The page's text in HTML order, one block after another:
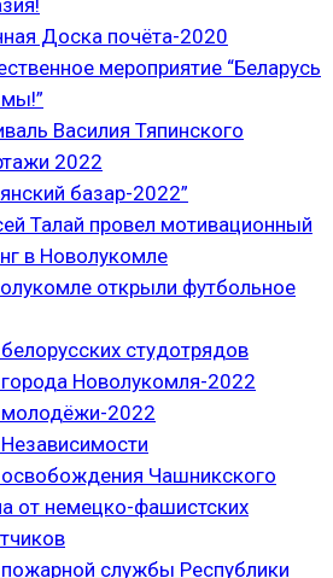
Доска почёта-2020
мероприятие “Беларусь
Василия Тяпинского
2022
базар-2022”
Талай провел мотивационный
в Новолукомле
открыли футбольное
студотрядов
Новолукомля-2022
2022
Чашникского
от немецко-фашистских
службы Республики